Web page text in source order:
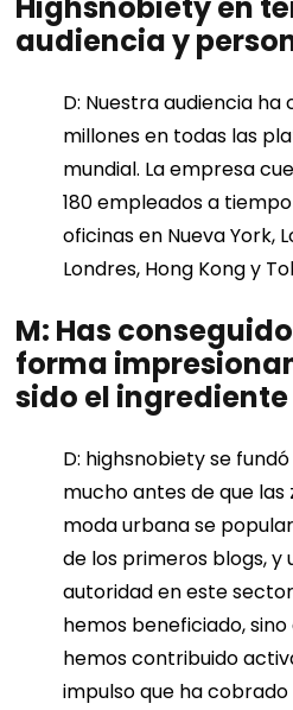
audiencia y
D: Nuestra audiencia ha
millones en todas las
mundial. La empresa
180 empleados a
oficinas en Nueva York,
Londres, Hong Kong y
M: Has
forma
sido el
D: highsnobiety se
mucho antes de que las
moda urbana se
de los primeros blogs, y
autoridad en este
hemos beneficiado,
hemos contribuido
impulso que ha